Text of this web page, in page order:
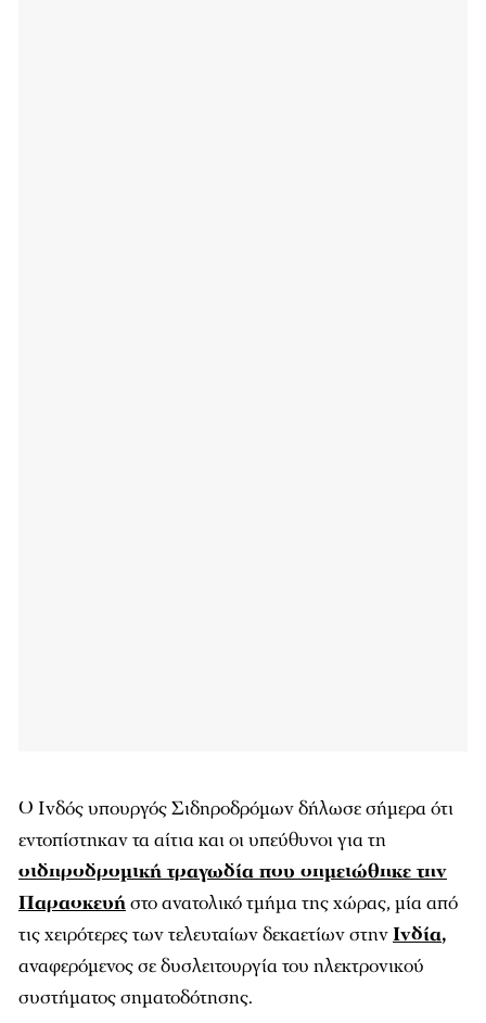
Ο Ινδός υπουργός Σιδηροδρόμων δήλωσε σήμερα ότι
εντοπίστηκαν τα αίτια και οι υπεύθυνοι για τη
σιδηροδρομική τραγωδία που σημειώθηκε την
Παρασκευήστο ανατολικό τμήμα της χώρας, μία από
τις χειρότερες των τελευταίων δεκαετίων στην Ινδία,
αναφερόμενος σε δυσλειτουργία του ηλεκτρονικού
συστήματος σηματοδότησης.